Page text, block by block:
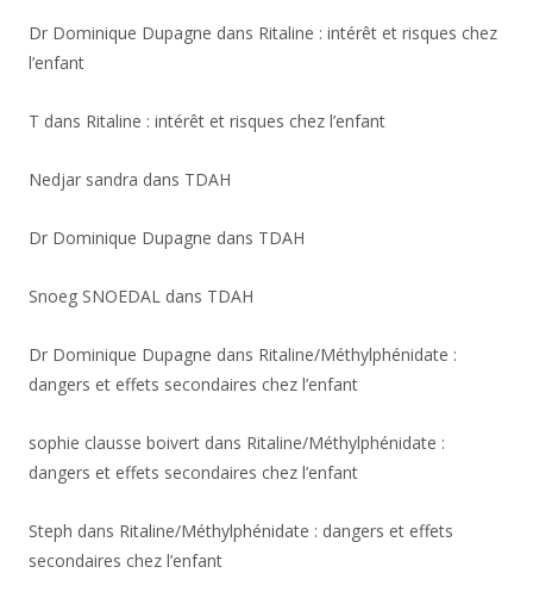
Dr Dominique Dupagne dans Ritaline : intérêt et risques chez
l’enfant
T dans Ritaline : intérêt et risques chez l’enfant
Nedjar sandra dans TDAH
Dr Dominique Dupagne dans TDAH
Snoeg SNOEDAL dans TDAH
Dr Dominique Dupagne dans Ritaline/Méthylphénidate :
dangers et effets secondaires chez l’enfant
sophie clausse boivert dans Ritaline/Méthylphénidate :
dangers et effets secondaires chez l’enfant
Steph dans Ritaline/Méthylphénidate : dangers et effets
secondaires chez l’enfant